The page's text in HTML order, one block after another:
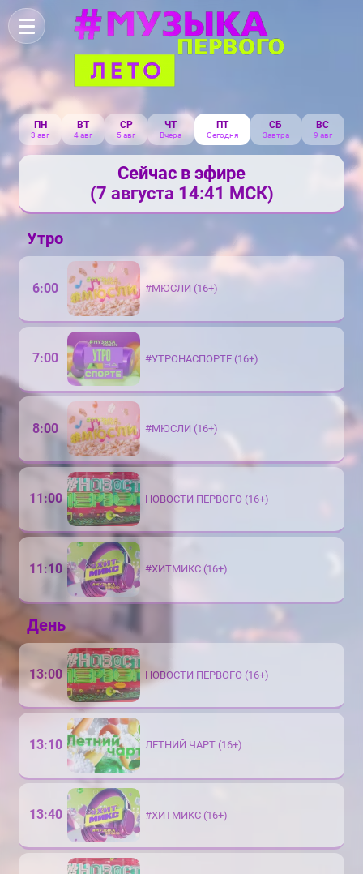
ПН
3 авг
ВТ
4 авг
СР
5 авг
ЧТ
Вчера
ПТ
Сегодня
СБ
Завтра
ВС
9 авг
Сейчас в эфире
(7 августа 14:41 МСК)
Утро
6:00 #МЮСЛИ (16+)
7:00 #УТРОНАСПОРТЕ (16+)
8:00 #МЮСЛИ (16+)
11:00 НОВОСТИ ПЕРВОГО (16+)
11:10 #ХИТМИКС (16+)
День
13:00 НОВОСТИ ПЕРВОГО (16+)
13:10 ЛЕТНИЙ ЧАРТ (16+)
13:40 #ХИТМИКС (16+)